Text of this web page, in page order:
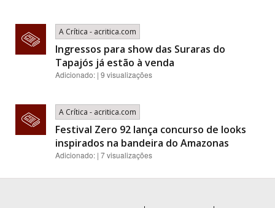
A Crítica - acritica.com
Ingressos para show das Suraras do
Tapajós já estão à venda
Adicionado: | 9 visualizações
A Crítica - acritica.com
Festival Zero 92 lança concurso de looks
inspirados na bandeira do Amazonas
Adicionado: | 7 visualizações